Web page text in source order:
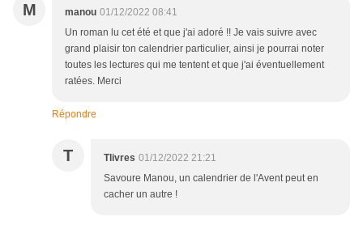
M manou 01/12/2022 08:41
Un roman lu cet été et que j'ai adoré !! Je vais suivre avec
grand plaisir ton calendrier particulier, ainsi je pourrai noter
toutes les lectures qui me tentent et que j'ai éventuellement
ratées. Merci
Répondre
T Tlivres 01/12/2022 21:21
Savoure Manou, un calendrier de l'Avent peut en
cacher un autre !